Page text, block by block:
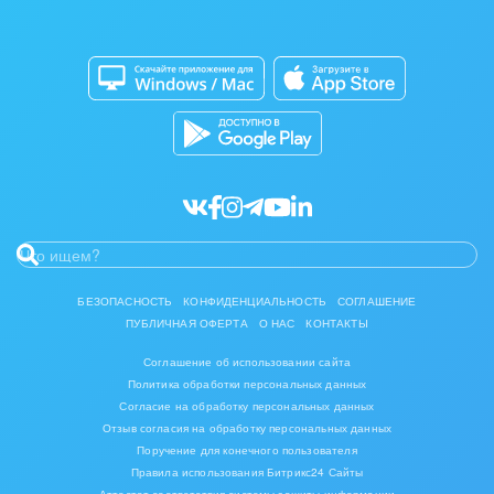
Инвестиционный бизнес
Интерьер, дизайн, декор
Консалтинговые и управленческие услуги
Мебель, лес, деревообработка
Медицина и фармацевтика
Металлургия
Кибербезопасность
Битрикс24 Маркет
Разработчикам приложений
БЕЗОПАСНОСТЬ КОНФИДЕНЦИАЛЬНОСТЬ
СОГЛАШЕНИЕ
ПУБЛИЧНАЯ ОФЕРТА
О НАС КОНТАКТЫ
Соглашение об использовании сайта
Политика обработки персональных данных
Согласие на обработку персональных данных
Отзыв согласия на обработку персональных данных
Поручение для конечного пользователя
Правила использования Битрикс24 Сайты